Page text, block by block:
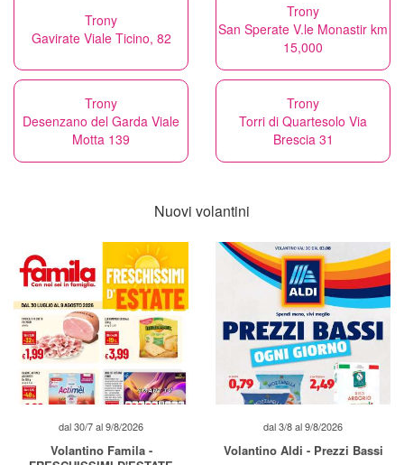
Trony
Gavirate Viale Ticino, 82
Trony
San Sperate V.le Monastir km
15,000
Trony
Desenzano del Garda Viale
Motta 139
Trony
Torri di Quartesolo Via
Brescia 31
Nuovi volantini
dal 30/7 al 9/8/2026
Volantino Famila -
dal 3/8 al 9/8/2026
Volantino Aldi - Prezzi Bassi